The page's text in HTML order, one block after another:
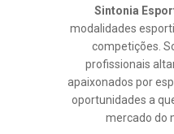
Sintonia
modalidades
competições.
profissionais
apaixonados por
oportunidades a
mercado do